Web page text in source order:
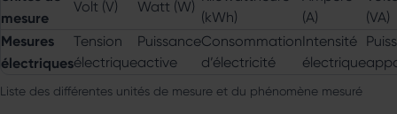
mesure
Volt (V) Watt (W)
(kWh)
(A)
(VA)
Mesures
électriques
Tension
électrique
Puissance
active
Consommation
d’électricité
Intensité
électrique
Liste des différentes unités de mesure et du phénomène mesuré